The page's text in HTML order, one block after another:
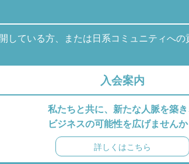
している方、または日系コミュニティへ
入会案内
私たちと共に、新たな人脈を築き
ビジネスの可能性を広げませんか
詳しくはこちら